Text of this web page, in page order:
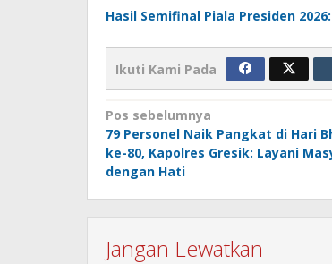
Hasil Semifinal Piala Presiden
Ikuti Kami Pada
Navigasi
pos
Pos sebelumnya
79 Personel Naik Pangkat di Hari
ke-80, Kapolres Gresik: Layani
dengan Hati
Jangan Lewatkan